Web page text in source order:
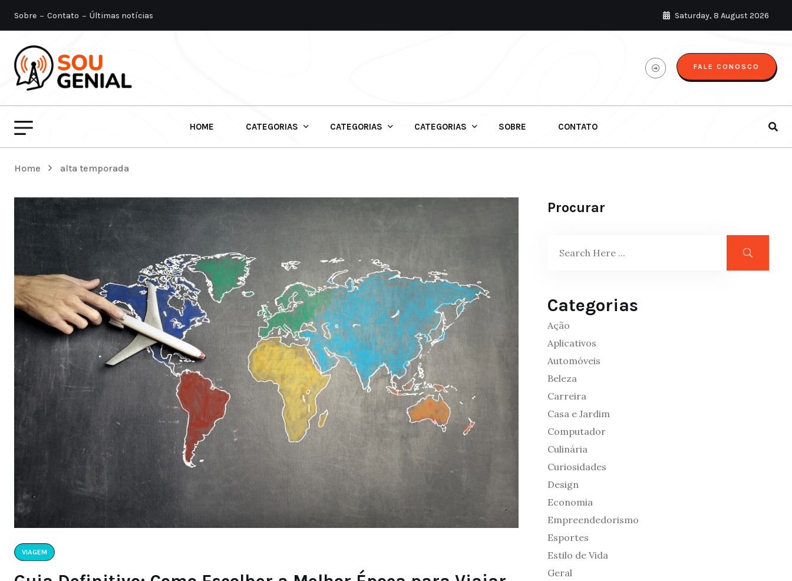
Sobre Contato Últimas notícias Saturday, 8 August 2026
FALE CONOSCO
HOME CATEGORIAS CATEGORIAS CATEGORIAS SOBRE CONTATO
Home alta temporada
VIAGEM
Procurar
Categorias
Ação
Aplicativos
Automóveis
Beleza
Carreira
Casa e Jardim
Computador
Culinária
Curiosidades
Design
Economia
Empreendedorismo
Esportes
Estilo de Vida
Geral